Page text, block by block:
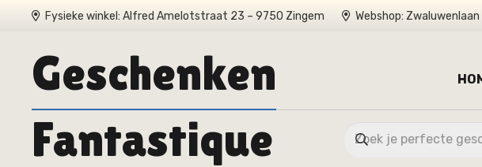
Fysieke winkel: Alfred Amelotstraat 23 – 9750 Zingem Webshop:
Geschenken
Fantastique